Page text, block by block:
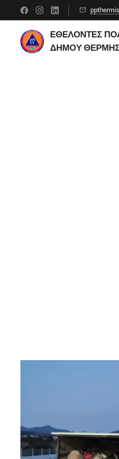
ΕΘΕΛΟΝΤΕΣ
ΔΗΜΟΥ